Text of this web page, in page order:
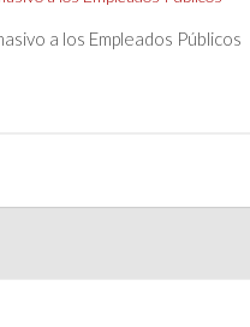
a los Empleados Públicos